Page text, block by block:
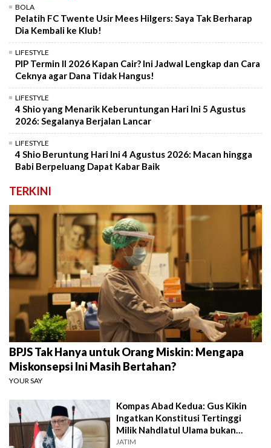
BOLA
Pelatih FC Twente Usir Mees Hilgers: Saya Tak Berharap
Dia Kembali ke Klub!
LIFESTYLE
PIP Termin II 2026 Kapan Cair? Ini Jadwal Lengkap dan Cara
Ceknya agar Dana Tidak Hangus!
LIFESTYLE
4 Shio yang Menarik Keberuntungan Hari Ini 5 Agustus
2026: Segalanya Berjalan Lancar
LIFESTYLE
4 Shio Beruntung Hari Ini 4 Agustus 2026: Macan hingga
Babi Berpeluang Dapat Kabar Baik
TERKINI
BPJS Tak Hanya untuk Orang Miskin: Mengapa
Miskonsepsi Ini Masih Bertahan?
YOUR SAY
Kompas Abad Kedua: Gus Kikin
Ingatkan Konstitusi Tertinggi
Milik Nahdlatul Ulama bukan
AD/ART
JATIM